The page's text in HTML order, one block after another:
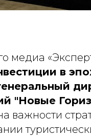
медиа
в
"Новые
важности